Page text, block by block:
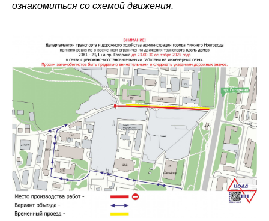
ознакомиться со схемой движения.